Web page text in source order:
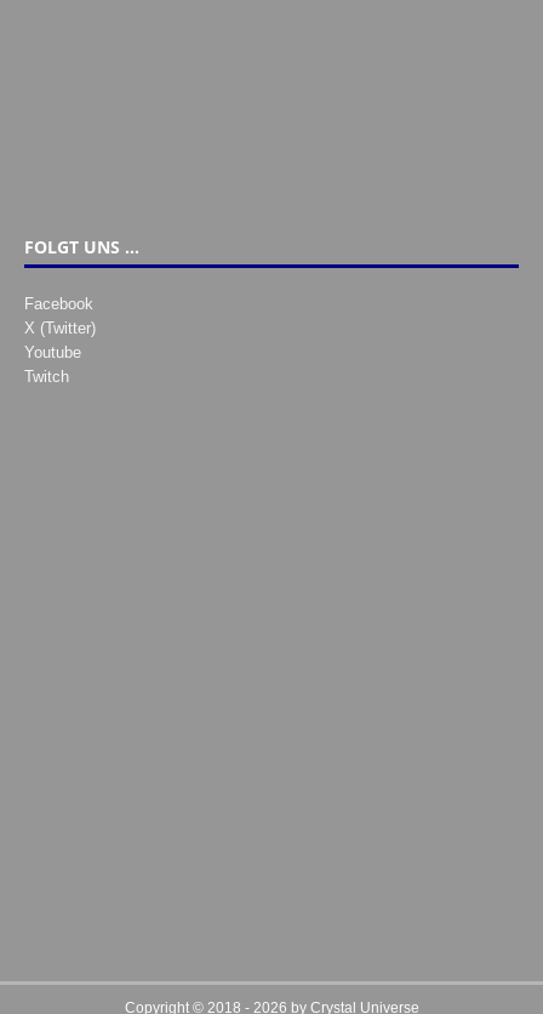
FOLGT UNS …
Facebook
X (Twitter)
Youtube
Twitch
Copyright © 2018 - 2026 by Crystal Universe